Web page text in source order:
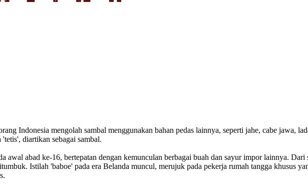
Indonesia mengolah sambal menggunakan bahan pedas lainnya, seperti jahe, cabe jawa,
diartikan sebagai sambal.
awal abad ke-16, bertepatan dengan kemunculan berbagai buah dan sayur impor lainnya.
Istilah 'baboe' pada era Belanda muncul, merujuk pada pekerja rumah tangga khusus